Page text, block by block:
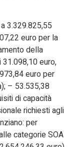
3.329.825,55
euro per la
della
euro,
euro per
– 53.535,38
di capacità
richiesti agli
per
categorie SOA